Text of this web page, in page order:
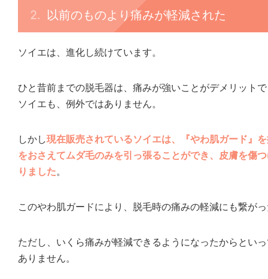
以前のものより痛みが軽減された
ソイエは、進化し続けています。
ひと昔前までの脱毛器は、痛みが強いことがデメリット
ソイエも、例外ではありません。
しかし現在販売されているソイエは、『やわ肌ガード』
をおさえてムダ毛のみを引っ張ることができ、皮膚を傷
りました。
このやわ肌ガードにより、脱毛時の痛みの軽減にも繋が
ただし、いくら痛みが軽減できるようになったからとい
ありません。